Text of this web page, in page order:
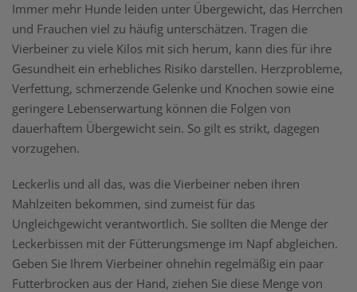
Immer mehr Hunde leiden unter Übergewicht, das Herrchen
und Frauchen viel zu häufig unterschätzen. Tragen die
Vierbeiner zu viele Kilos mit sich herum, kann dies für ihre
Gesundheit ein erhebliches Risiko darstellen. Herzprobleme,
Verfettung, schmerzende Gelenke und Knochen sowie eine
geringere Lebenserwartung können die Folgen von
dauerhaftem Übergewicht sein. So gilt es strikt, dagegen
vorzugehen.
Leckerlis und all das, was die Vierbeiner neben ihren
Mahlzeiten bekommen, sind zumeist für das
Ungleichgewicht verantwortlich. Sie sollten die Menge der
Leckerbissen mit der Fütterungsmenge im Napf abgleichen.
Geben Sie Ihrem Vierbeiner ohnehin regelmäßig ein paar
Futterbrocken aus der Hand, ziehen Sie diese Menge von